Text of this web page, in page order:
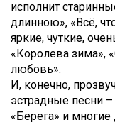
исполнит
длинною», «Всё,
яркие, чуткие,
«Королева зима»,
любовь».
И, конечно,
эстрадные песни
«Берега» и многие